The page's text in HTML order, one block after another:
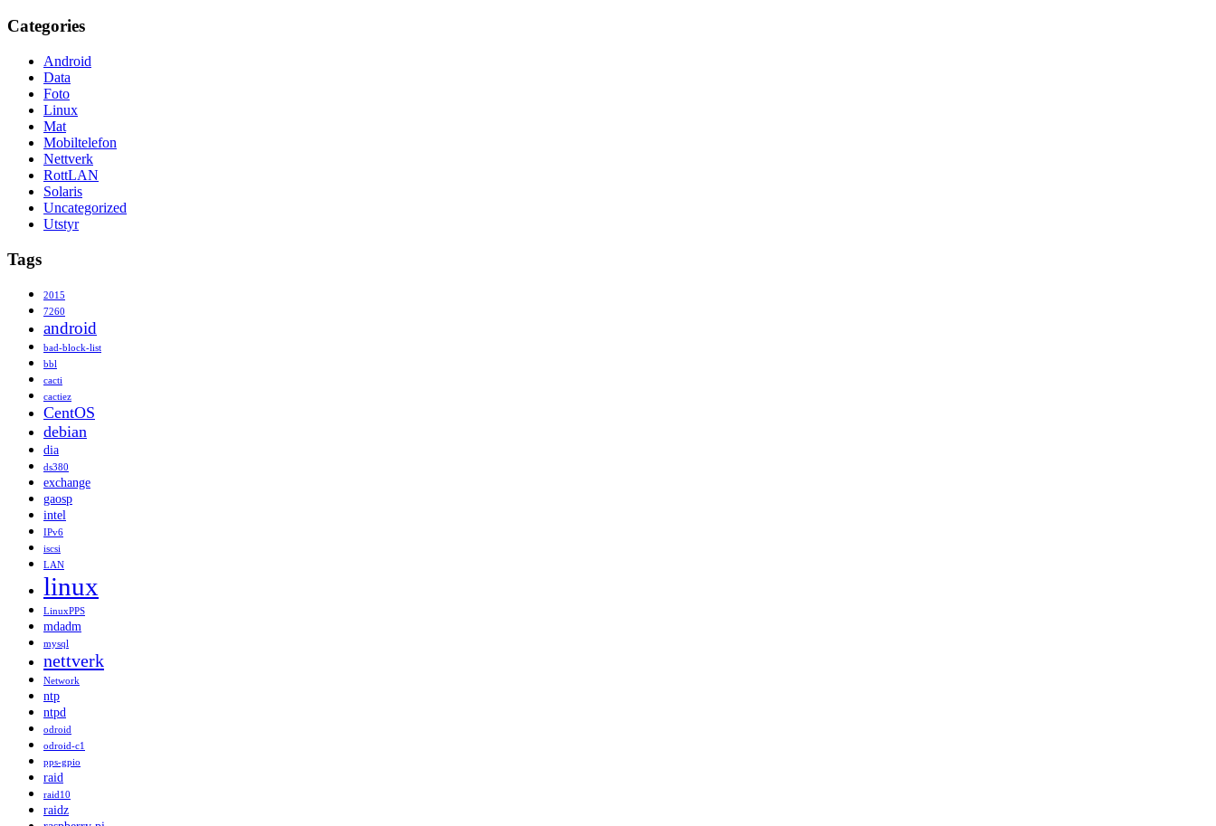
Categories
Android
Data
Foto
Linux
Mat
Mobiltelefon
Nettverk
RottLAN
Solaris
Uncategorized
Utstyr
Tags
2015
7260
android
bad-block-list
bbl
cacti
cactiez
CentOS
debian
dia
ds380
exchange
gaosp
intel
IPv6
iscsi
LAN
linux
LinuxPPS
mdadm
mysql
nettverk
Network
ntp
ntpd
odroid
odroid-c1
pps-gpio
raid
raid10
raidz